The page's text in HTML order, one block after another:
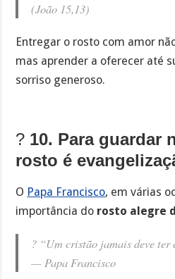
(João 15,13)
Entregar o rosto com amor
mas aprender a oferecer até
sorriso generoso.
? 10. Para guardar
rosto é
O Papa Francisco, em várias
importância do rosto alegre
? “Um cristão jamais deve ter
— Papa Francisco